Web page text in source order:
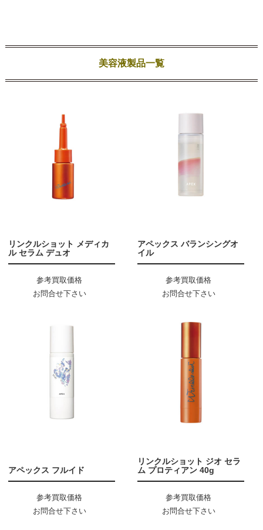
美容液製品一覧
リンクルショット メディカ
ル セラム デュオ
参考買取価格
お問合せ下さい
アペックス バランシングオ
イル
参考買取価格
お問合せ下さい
アペックス フルイド
参考買取価格
お問合せ下さい
リンクルショット ジオ セラ
ム プロティアン 40g
参考買取価格
お問合せ下さい